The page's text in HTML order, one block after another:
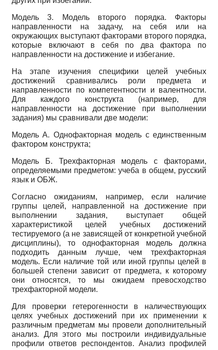
Модель 3. Модель второго порядка. Факторы
направленности на задачу, на себя или на
окружающих выступают факторами второго порядка,
которые включают в себя по два фактора по
направленности на достижение и избегание.
На этапе изучения специфики целей учебных
достижений сравнивались роли предмета и
направленности по компетентности и валентности.
Для каждого конструкта (например, для
направленности на достижение при выполнении
задания) мы сравнивали две модели:
Модель А. Однофакторная модель с единственным
фактором конструкта;
Модель Б. Трехфакторная модель с факторами,
определяемыми предметом: учеба в общем, русский
язык и ОБЖ.
Согласно ожиданиям, например, если наличие
группы целей, направленной на достижение при
выполнении задания, выступает общей
характеристикой целей учебных достижений
тестируемого (а не зависящей от конкретной учебной
дисциплины), то одно­факторная модель должна
подходить данным лучше, чем трехфакторная
модель. Если наличие той или иной группы целей в
большей степени зависит от предмета, к которому
они относятся, то мы ожидаем превосходство
трехфакторной модели.
Для проверки гетерогенности в наличествующих
целях учебных достижений при их применении к
различным предметам мы провели дополнительный
анализ. Для этого мы построили индивидуальные
профили ответов респондентов. Анализ профилей